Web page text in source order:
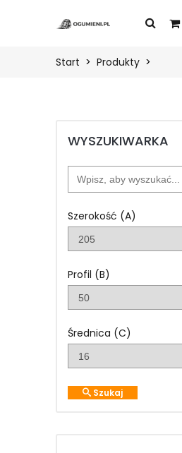
Twój koszyk jest pusty
KONTAKT
ZALOGUJ
ZAREJESTRUJ
Start Produkty
WYSZUKIWARKA
Szerokość (A)
Profil (B)
Średnica (C)
Szukaj